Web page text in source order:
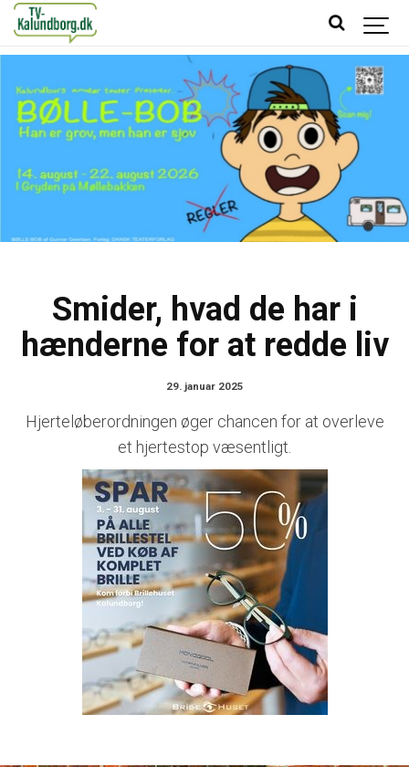
Smider, hvad de har i
hænderne for at redde liv
29. januar 2025
Hjerteløberordningen øger chancen for at overleve
et hjertestop væsentligt.